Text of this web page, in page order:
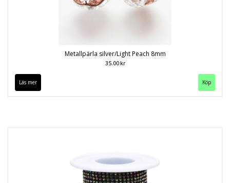
Metallpärla silver/Light Peach 8mm
35.00 kr
Läs mer Köp